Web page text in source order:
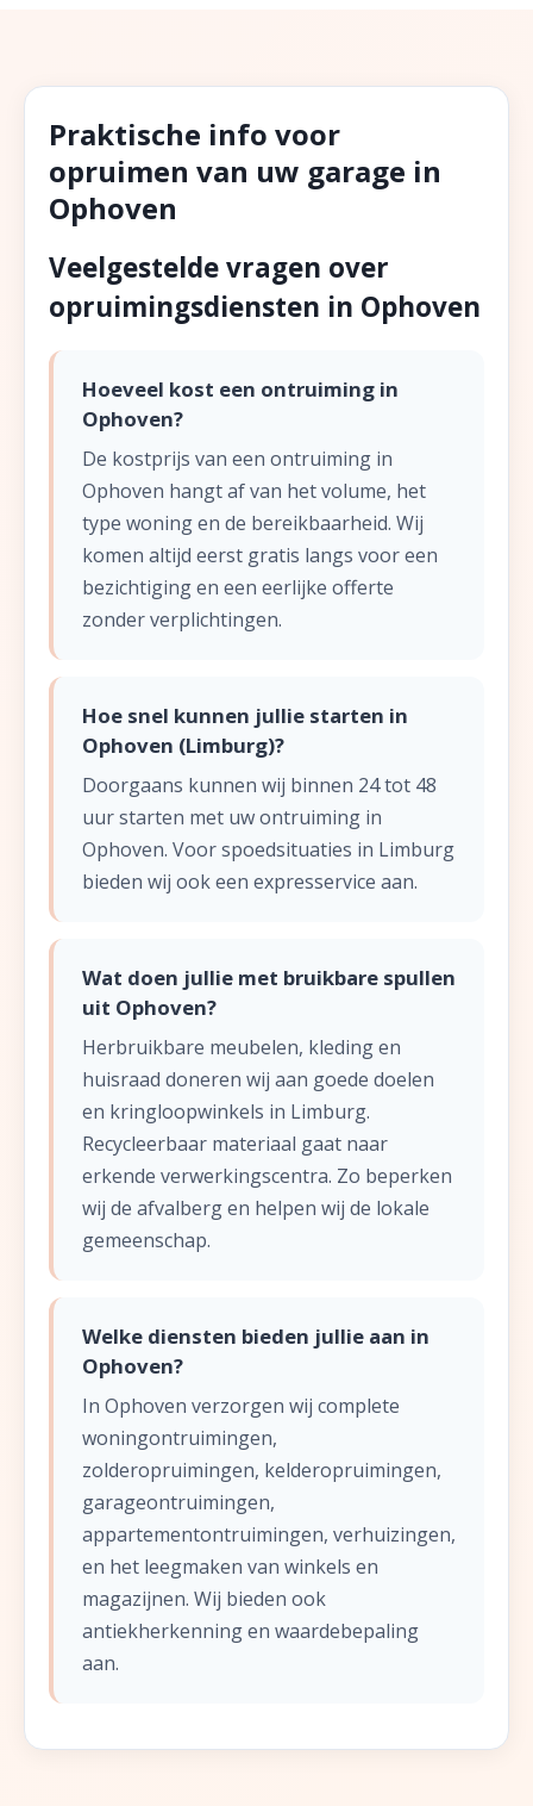
Praktische info voor
opruimen van uw garage in
Ophoven
Veelgestelde vragen over
opruimingsdiensten in Ophoven
Hoeveel kost een ontruiming in
Ophoven?
De kostprijs van een ontruiming in
Ophoven hangt af van het volume, het
type woning en de bereikbaarheid. Wij
komen altijd eerst gratis langs voor een
bezichtiging en een eerlijke offerte
zonder verplichtingen.
Hoe snel kunnen jullie starten in
Ophoven (Limburg)?
Doorgaans kunnen wij binnen 24 tot 48
uur starten met uw ontruiming in
Ophoven. Voor spoedsituaties in Limburg
bieden wij ook een expresservice aan.
Wat doen jullie met bruikbare spullen
uit Ophoven?
Herbruikbare meubelen, kleding en
huisraad doneren wij aan goede doelen
en kringloopwinkels in Limburg.
Recycleerbaar materiaal gaat naar
erkende verwerkingscentra. Zo beperken
wij de afvalberg en helpen wij de lokale
gemeenschap.
Welke diensten bieden jullie aan in
Ophoven?
In Ophoven verzorgen wij complete
woningontruimingen,
zolderopruimingen, kelderopruimingen,
garageontruimingen,
appartementontruimingen, verhuizingen,
en het leegmaken van winkels en
magazijnen. Wij bieden ook
antiekherkenning en waardebepaling
aan.